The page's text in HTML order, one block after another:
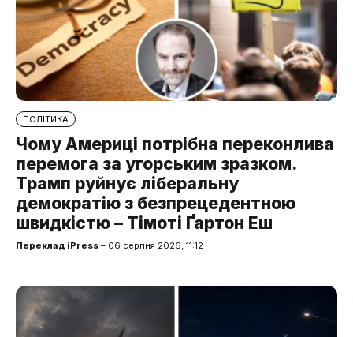
ПОЛІТИКА
Чому Америці потрібна переконлива
перемога за угорським зразком.
Трамп руйнує ліберальну
демократію з безпрецедентною
швидкістю – Тімоті Ґартон Еш
Переклад iPress – 06 серпня 2026, 11:12